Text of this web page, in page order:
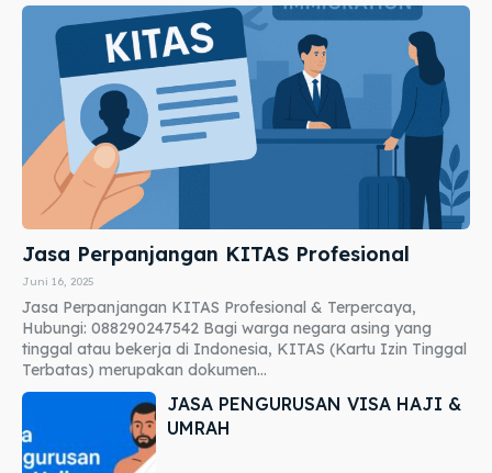
Jasa Perpanjangan KITAS Profesional
Juni 16, 2025
Jasa Perpanjangan KITAS Profesional & Terpercaya,
Hubungi: 088290247542 Bagi warga negara asing yang
tinggal atau bekerja di Indonesia, KITAS (Kartu Izin Tinggal
Terbatas) merupakan dokumen...
JASA PENGURUSAN VISA HAJI &
UMRAH